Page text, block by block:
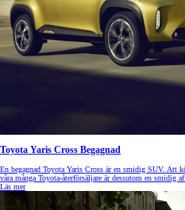
Toyota Yaris Cross Begagnad
En begagnad Toyota Yaris Cross är en smidig SUV. Att
våra många Toyota-återförsäljare är dessutom en smidig
Läs mer